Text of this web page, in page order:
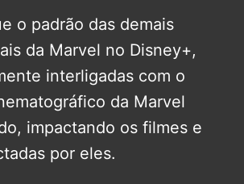
o padrão das demais
da Marvel no Disney+,
interligadas com o
da Marvel
impactando os filmes e
por eles.